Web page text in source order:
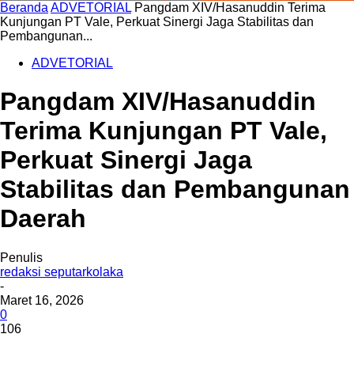
Beranda ADVETORIAL Pangdam XIV/Hasanuddin Terima
Kunjungan PT Vale, Perkuat Sinergi Jaga Stabilitas dan
Pembangunan...
ADVETORIAL
Pangdam XIV/Hasanuddin
Terima Kunjungan PT Vale,
Perkuat Sinergi Jaga
Stabilitas dan Pembangunan
Daerah
Penulis
redaksi seputarkolaka
-
Maret 16, 2026
0
106